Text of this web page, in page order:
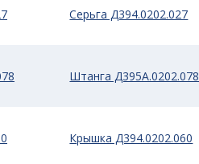
Серьга Д394.0202.027
Штанга Д395А.0202.078
Крышка Д394.0202.060